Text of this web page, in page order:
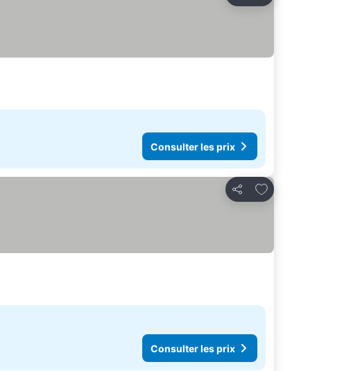
Consulter les prix
Partager
Ajouter à mes favoris
Consulter les prix